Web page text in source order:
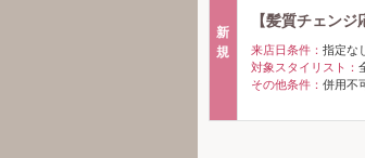
新
規
【髪質チェン
来店日条件： 指定な
対象スタイリスト：
その他条件： 併用不